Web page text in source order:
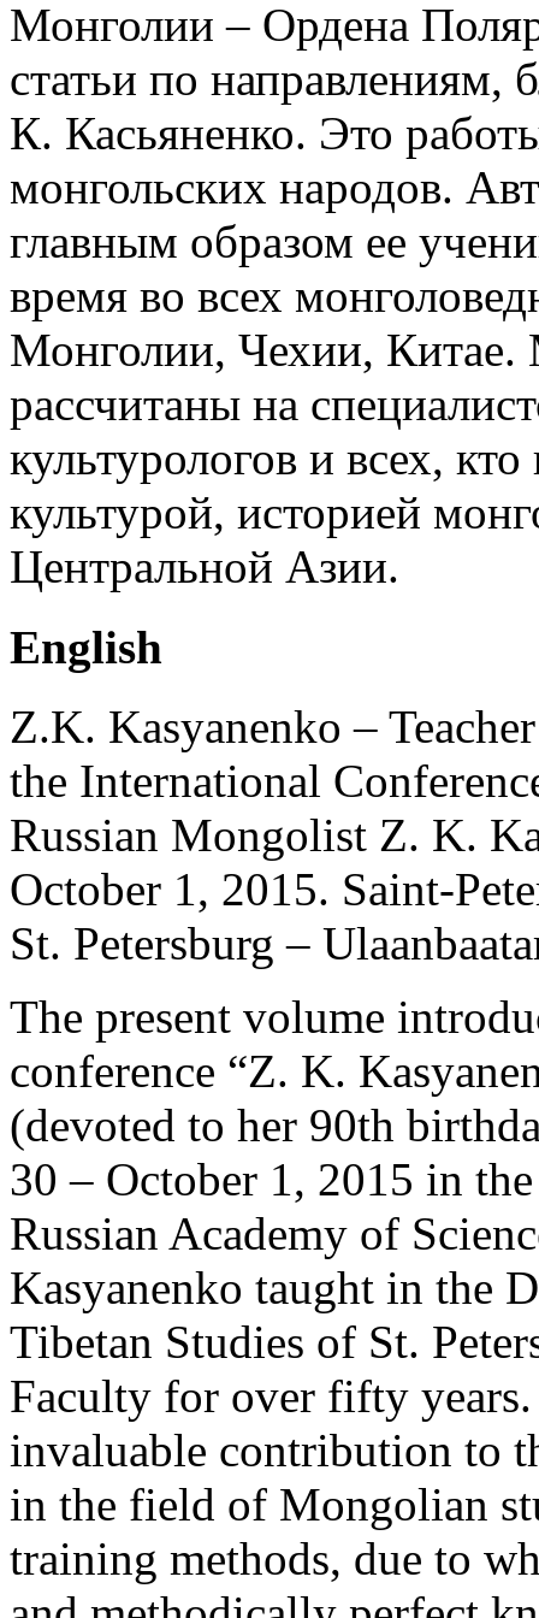
Монголии – Ордена
статьи по направлениям,
К. Касьяненко. Это
монгольских народов.
главным образом ее
время во всех
Монголии, Чехии, Китае.
рассчитаны на
культурологов и всех,
культурой, историей
Центральной Азии.
English
Z.K. Kasyanenko –
the International
Russian Mongolist Z. K.
October 1, 2015. Saint-
St. Petersburg –
The present volume
conference “Z. K.
(devoted to her 90th
30 – October 1, 2015 in
Russian Academy of
Kasyanenko taught in the
Tibetan Studies of St.
Faculty for over fifty
invaluable contribution to
in the field of Mongolian
training methods, due to